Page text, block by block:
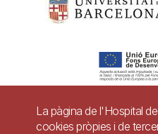
La pàgina de l'Hospital
cookies pròpies i de